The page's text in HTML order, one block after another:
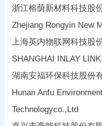
浙江榕荫新材料科技股
Zhejiang Rongyin New
上海英内物联网科技股
SHANGHAI INLAY
湖南安福环保科技股份
Hunan Anfu
Technologyco.,Ltd